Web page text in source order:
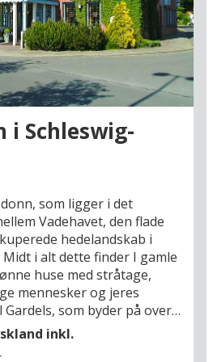
over
udflugtsmål er
(54 km), Heide (25 km)
færgen går til Helgoland
Øen er Tysklands sidste
og en unik naturidyl
er også en stor
verdens største sluse i
hvor mange store fartøjer
til floden Elben. Her
fra de 7 verdenshave. I
storbyen Hamburg
nogle af Europas bedste
frem til en oplevelsesrig
i Schleswig-
som ligger i det
Vadehavet, den flade
hedelandskab i
i alt dette finder I gamle
huse med stråtage,
mennesker og jeres
som byder på over
gæstfrihed. Fra
Donn, har I en smuk
inkl.